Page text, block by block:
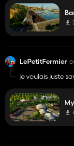
LePetitFermier
je voulais juste